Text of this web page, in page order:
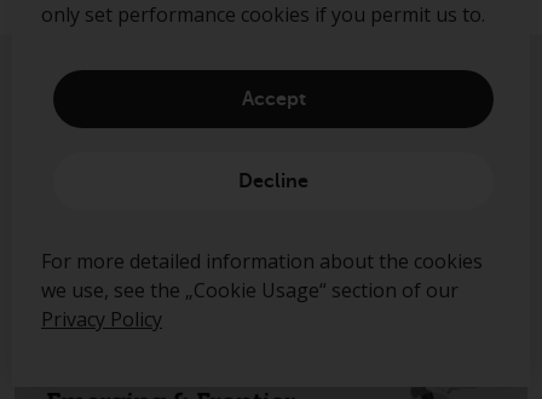
only set performance cookies if you permit us to.
Accept
Decline
For more detailed information about the cookies
we use, see the „Cookie Usage“ section of our
Privacy Policy
In case you missed it
‘FOMO 3’